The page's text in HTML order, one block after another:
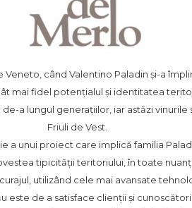
Veneto, când Valentino Paladin și-a
mai fidel potențialul și identitatea
a lungul generațiilor, iar astăzi vinurile
Friuli de Vest.
a unui proiect care implică familia
tipicității teritoriului, în toate
utilizând cele mai avansate
este de a satisface clienții și